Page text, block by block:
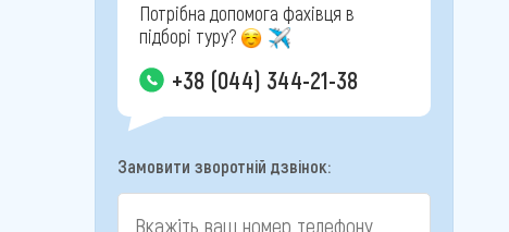
Потрібна допомога фахівця в
підборі туру?
+38 (044) 344-21-38
Замовити зворотній дзвінок: